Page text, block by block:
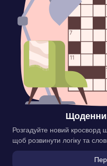
Розгадуйте новий кросворд
щоб розвинути логіку та